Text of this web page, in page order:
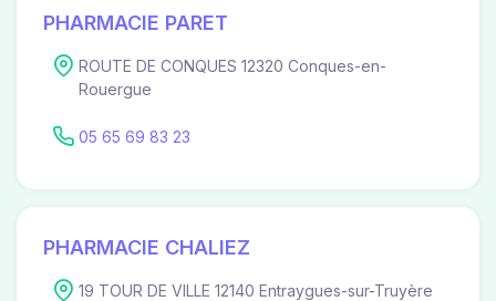
PHARMACIE PARET
ROUTE DE CONQUES 12320 Conques-en-
Rouergue
05 65 69 83 23
PHARMACIE CHALIEZ
19 TOUR DE VILLE 12140 Entraygues-sur-Truyère